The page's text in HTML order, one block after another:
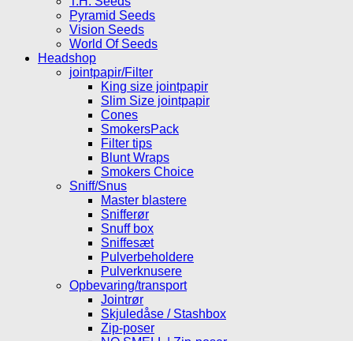
Pyramid Seeds
Vision Seeds
World Of Seeds
Headshop
jointpapir/Filter
King size jointpapir
Slim Size jointpapir
Cones
SmokersPack
Filter tips
Blunt Wraps
Smokers Choice
Sniff/Snus
Master blastere
Snifferør
Snuff box
Sniffesæt
Pulverbeholdere
Pulverknusere
Opbevaring/transport
Jointrør
Skjuledåse / Stashbox
Zip-poser